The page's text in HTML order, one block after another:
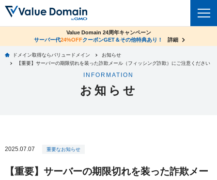
ドメイントップ
レンタルサーバー
XREA
Oneレンタルサーバー
サイトロック
お知らせ サポート
co.jpドメイン✕コアサーバーV2ビジネス応援キャンペーン
サーバー料金1年間無料
詳細
Value Domain 24周年キャンペーン
サーバー代24%OFFクーポンGET＆その他特典あり！ 詳細
ドメイン取得ならバリュードメイン
お知らせ
【重要】サーバーの期限切れを装った詐欺メール（フィッシング詐欺）にご注意ください
INFORMATION
お知らせ
2025.07.07 重要なお知らせ
【重要】サーバーの期限切れを装った詐欺メー